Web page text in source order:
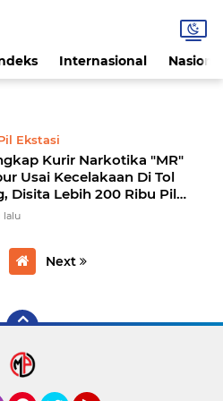
Internasional
Ekstasi
Kurir Narkotika "MR"
Usai Kecelakaan Di Tol
Disita Lebih 200 Ribu Pil
lalu
Next